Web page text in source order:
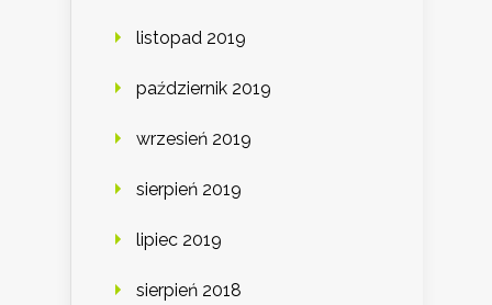
listopad 2019
październik 2019
wrzesień 2019
sierpień 2019
lipiec 2019
sierpień 2018